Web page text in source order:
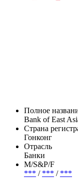
Полное
Bank of East
Страна
Гонконг
Отрасль
Банки
М/S&P/F
*** / *** / ***